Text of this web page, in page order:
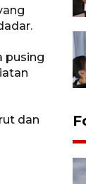
pusing
dan